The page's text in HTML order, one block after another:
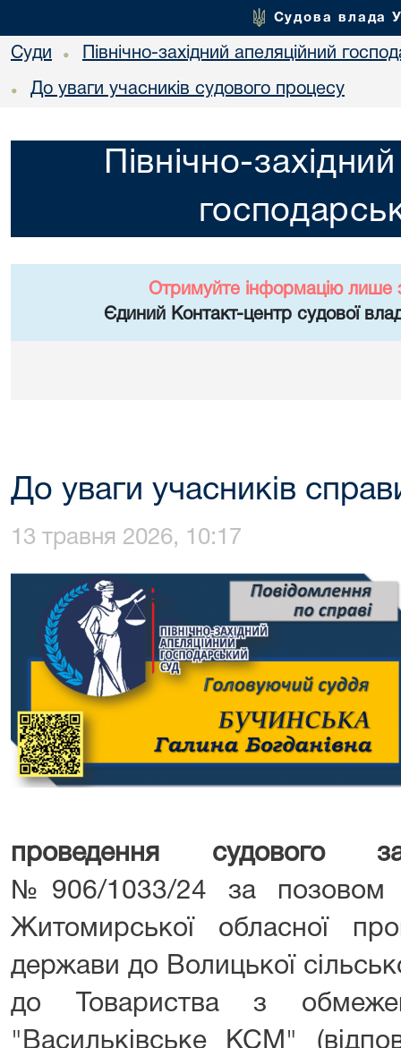
Судова влада
Суди • Північно-західний апеляційний
• До уваги учасників судового процесу
Північно-
Отримуйте інформацію лише
Єдиний Контакт-центр судової
До уваги учасників
13 травня 2026, 10:17
проведення судового
№906/1033/24 за позовом
Житомирської обласної
держави до Волицької
до Товариства з
"Васильківське КСМ"